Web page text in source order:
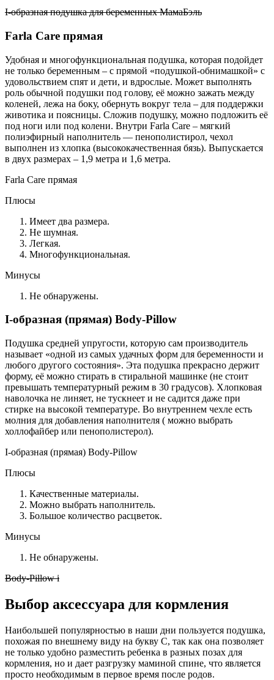
I-образная подушка для беременных МамаБэль
Farla Care прямая
Удобная и многофункциональная подушка, которая подойдет
не только беременным – с прямой «подушкой-обнимашкой» с
удовольствием спят и дети, и вдрослые. Может выполнять
роль обычной подушки под голову, её можно зажать между
коленей, лежа на боку, обернуть вокруг тела – для поддержки
животика и поясницы. Сложив подушку, можно подложить её
под ноги или под колени. Внутри Farla Care – мягкий
полиэфирный наполнитель — пенополистирол, чехол
выполнен из хлопка (высококачественная бязь). Выпускается
в двух размерах – 1,9 метра и 1,6 метра.
Farla Care прямая
Плюсы
Имеет два размера.
Не шумная.
Легкая.
Многофункциональная.
Минусы
Не обнаружены.
I-образная (прямая) Body-Pillow
Подушка средней упругости, которую сам производитель
называет «одной из самых удачных форм для беременности и
любого другого состояния». Эта подушка прекрасно держит
форму, её можно стирать в стиральной машинке (не стоит
превышать температурный режим в 30 градусов). Хлопковая
наволочка не линяет, не тускнеет и не садится даже при
стирке на высокой температуре. Во внутреннем чехле есть
молния для добавления наполнителя ( можно выбрать
холлофайбер или пенополистерол).
I-образная (прямая) Body-Pillow
Плюсы
Качественные материалы.
Можно выбрать наполнитель.
Большое количество расцветок.
Минусы
Не обнаружены.
Body-Pillow i
Выбор аксессуара для кормления
Наибольшей популярностью в наши дни пользуется подушка,
похожая по внешнему виду на букву С, так как она позволяет
не только удобно разместить ребенка в разных позах для
кормления, но и дает разгрузку маминой спине, что является
просто необходимым в первое время после родов.